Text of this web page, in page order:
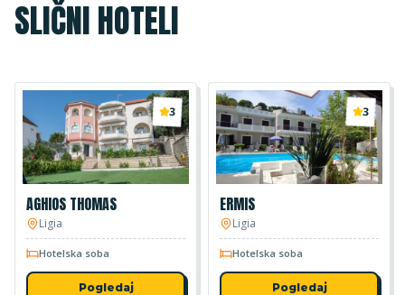
SLIČNI HOTELI
3
AGHIOS THOMAS
Ligia
Hotelska soba
Pogledaj
3
ERMIS
Ligia
Hotelska soba
Pogledaj